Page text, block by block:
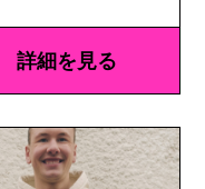
詳細を見る